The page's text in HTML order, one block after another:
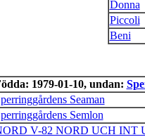
Donna
Piccoli
Beni
1979-01-10, undan:
Seaman
Semlon
V-82 NORD UCH INT